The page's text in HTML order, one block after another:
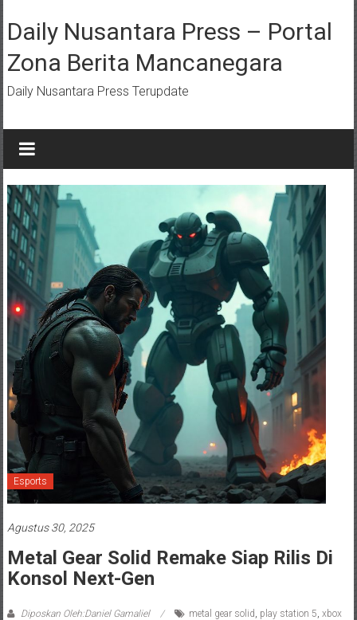
ke
konten
Daily Nusantara Press – Portal
Zona Berita Mancanegara
Daily Nusantara Press Terupdate
Esports
Agustus 30, 2025
Metal Gear Solid Remake Siap Rilis Di
Konsol Next-Gen
Diposkan Oleh:Daniel Gamaliel metal gear solid, play station 5, xbox